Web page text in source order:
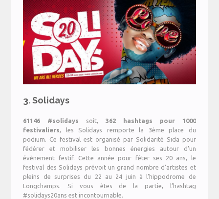
3.Solidays
61146 #solidays soit,362 hashtags pour 1000
festivaliers, les Solidays remporte la 3ème place du
podium. Ce festival est organisé par Solidarité Sida pour
fédérer et mobiliser les bonnes énergies autour d’un
évènement festif. Cette année pour fêter ses 20 ans, le
festival des Solidays prévoit un grand nombre d’artistes et
pleins de surprises du 22 au 24 juin à l’hippodrome de
Longchamps. Si vous êtes de la partie, l’hashtag
#solidays20ans est incontournable.